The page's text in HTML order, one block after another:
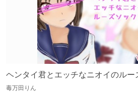
ヘンタイ君とエッチなニオイのルー
毒万田りん